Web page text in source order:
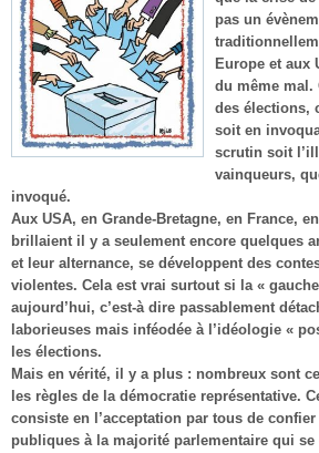
pas un
Europe et aux
du même mal.
des élections,
soit en
scrutin soit
vainqueurs,
invoqué.
Aux USA, en Grande-Bretagne, en France,
brillaient il y a seulement encore quelques
et leur alternance, se développent des
violentes. Cela est vrai surtout si la «
aujourd’hui, c’est-à dire passablement
laborieuses mais inféodée à l’idéologie «
les élections.
Mais en vérité, il y a plus : nombreux sont
les règles de la démocratie représentative.
consiste en l’acceptation par tous de
publiques à la majorité parlementaire qui se